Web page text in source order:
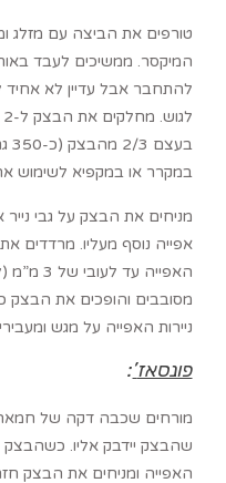
טורפים את הביצה עם מזלג
המיקסר. ממשיכים לעבד
להתחבר אבל עדיין לא
במקרר או במקפיא לשימוש
מניחים את הבצק על גבי נייר
אפייה נוסף מעליו. מרדדים
מסובבים והופכים את הבצק
ניירות האפייה על מגש
פונסאז’
:
מורחים שכבה דקה של חמאה
שהבצק יידבק אליו. כשהבצק
האפייה ומניחים את הבצק